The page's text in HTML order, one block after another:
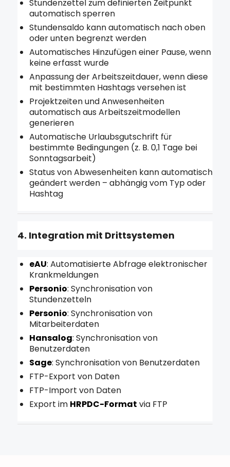
Stundenzettel zum definierten Zeitpunkt
automatisch sperren
Stundensaldo kann automatisch nach oben
oder unten begrenzt werden
Automatisches Hinzufügen einer Pause, wenn
keine erfasst wurde
Anpassung der Arbeitszeitdauer, wenn diese
mit bestimmten Hashtags versehen ist
Projektzeiten und Anwesenheiten
automatisch aus Arbeitszeitmodellen
generieren
Automatische Urlaubsgutschrift für
bestimmte Bedingungen (z. B. 0,1 Tage bei
Sonntagsarbeit)
Status von Abwesenheiten kann automatisch
geändert werden – abhängig vom Typ oder
Hashtag
4. Integration mit Drittsystemen
eAU: Automatisierte Abfrage elektronischer
Krankmeldungen
Personio: Synchronisation von
Stundenzetteln
Personio: Synchronisation von
Mitarbeiterdaten
Hansalog: Synchronisation von
Benutzerdaten
Sage: Synchronisation von Benutzerdaten
FTP-Export von Daten
FTP-Import von Daten
Export im HRPDC-Format via FTP